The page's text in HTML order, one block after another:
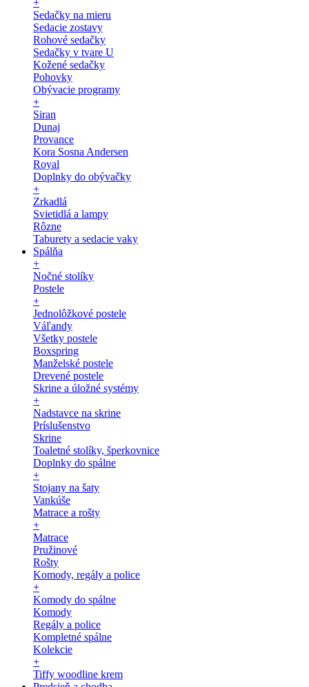
+
Sedačky na mieru
Sedacie zostavy
Rohové sedačky
Sedačky v tvare U
Kožené sedačky
Pohovky
Obývacie programy
+
Siran
Dunaj
Provance
Kora Sosna Andersen
Royal
Doplnky do obývačky
+
Zrkadlá
Svietidlá a lampy
Rôzne
Taburety a sedacie vaky
Spálňa
+
Nočné stolíky
Postele
+
Jednolôžkové postele
Váľandy
Všetky postele
Boxspring
Manželské postele
Drevené postele
Skrine a úložné systémy
+
Nadstavce na skrine
Príslušenstvo
Skrine
Toaletné stolíky, šperkovnice
Doplnky do spálne
+
Stojany na šaty
Vankúše
Matrace a rošty
+
Matrace
Pružinové
Rošty
Komody, regály a police
+
Komody do spálne
Komody
Regály a police
Kompletné spálne
Kolekcie
+
Tiffy woodline krem